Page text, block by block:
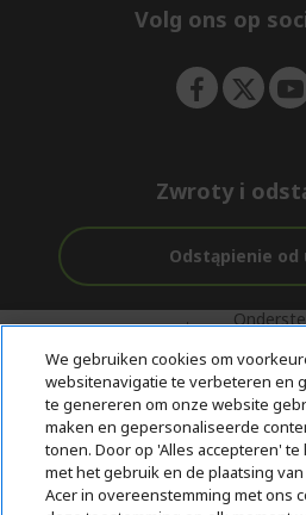
Volg ons op
Zwroty i
Odstąpienie od
Gratis
bezorging
aankoop
© 2026 Acer Inc.
CPYou BV is de erkende reseller van
in deze winkel worden aangeboden.
We gebruiken cookies om
websitenavigatie te verbeteren en
te genereren om onze website
maken en gepersonaliseerde
tonen. Door op 'Alles accepteren'
met het gebruik en de plaatsing
Acer in overeenstemming met ons